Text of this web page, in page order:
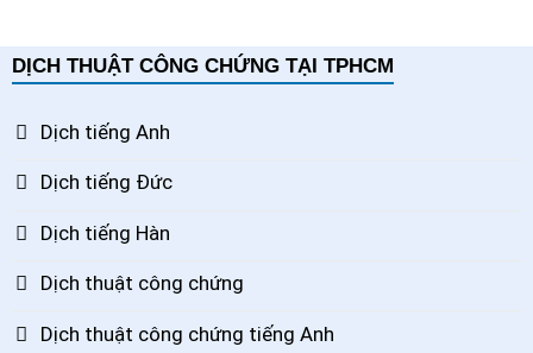
DỊCH THUẬT CÔNG CHỨNG TẠI TPHCM
Dịch tiếng Anh
Dịch tiếng Đức
Dịch tiếng Hàn
Dịch thuật công chứng
Dịch thuật công chứng tiếng Anh